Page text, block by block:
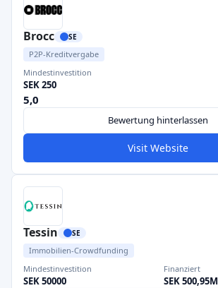
Brocc SE
P2P-Kreditvergabe
Mindestinvestition
SEK 250
5,0
Bewertung hinterlassen
Visit Website
Tessin SE
Immobilien-Crowdfunding
Mindestinvestition
SEK 50000
Finanziert
SEK 500,95M